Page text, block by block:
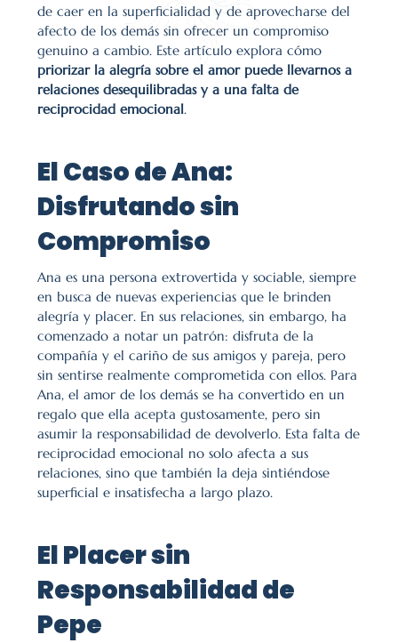
de caer en la superficialidad y de aprovecharse del
afecto de los demás sin ofrecer un compromiso
priorizar la alegría sobre el amor puede llevarnos a
relaciones desequilibradas y a una falta de
reciprocidad emocional.
El Caso de Ana:
Disfrutando sin
Compromiso
Ana es una persona extrovertida y sociable, siempre
en busca de nuevas experiencias que le brinden
alegría y placer. En sus relaciones, sin embargo, ha
comenzado a notar un patrón: disfruta de la
compañía y el cariño de sus amigos y pareja, pero
sin sentirse realmente comprometida con ellos. Para
Ana, el amor de los demás se ha convertido en un
regalo que ella acepta gustosamente, pero sin
asumir la responsabilidad de devolverlo. Esta falta de
reciprocidad emocional no solo afecta a sus
relaciones, sino que también la deja sintiéndose
superficial e insatisfecha a largo plazo.
El Placer sin
Responsabilidad de
Pepe